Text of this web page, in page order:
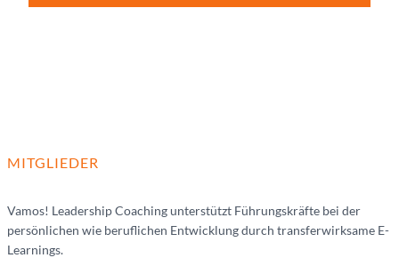
MITGLIEDER
Vamos! Leadership Coaching unterstützt Führungskräfte bei der
persönlichen wie beruflichen Entwicklung durch transferwirksame E-
Learnings.